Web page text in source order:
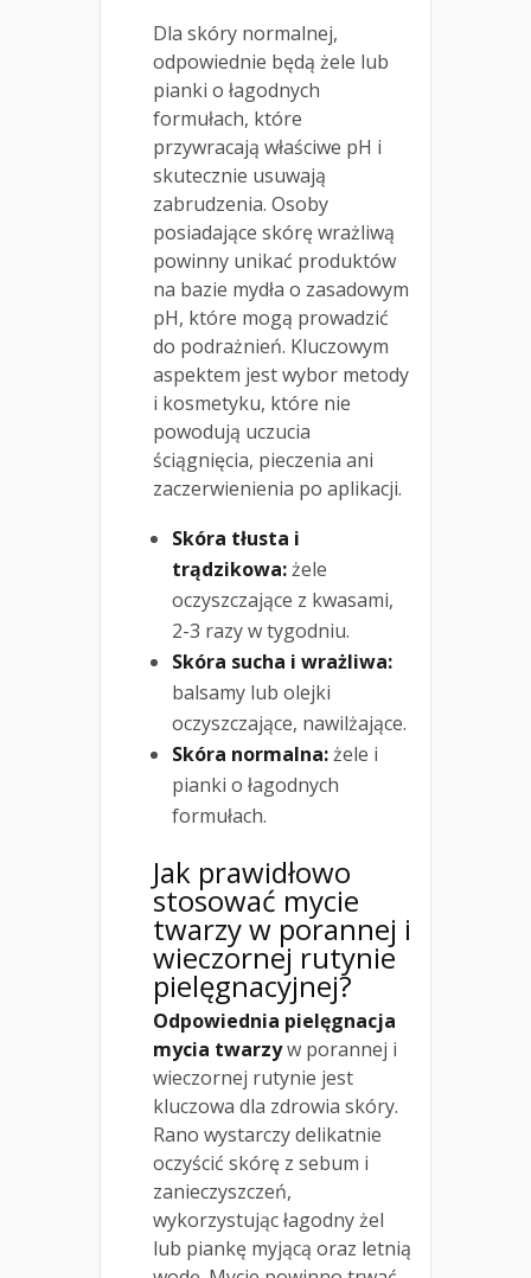
Dla skóry normalnej,
odpowiednie będą żele lub
pianki o łagodnych
formułach, które
przywracają właściwe pH i
skutecznie usuwają
zabrudzenia. Osoby
posiadające skórę wrażliwą
powinny unikać produktów
na bazie mydła o zasadowym
pH, które mogą prowadzić
do podrażnień. Kluczowym
aspektem jest wybor metody
i kosmetyku, które nie
powodują uczucia
ściągnięcia, pieczenia ani
zaczerwienienia po aplikacji.
Skóra tłusta i
trądzikowa:żele
oczyszczające z kwasami,
2-3 razy w tygodniu.
Skóra sucha i wrażliwa:
balsamy lub olejki
oczyszczające, nawilżające.
Skóra normalna:żele i
pianki o łagodnych
formułach.
Jak prawidłowo
stosować mycie
twarzy w porannej i
wieczornej rutynie
pielęgnacyjnej?
Odpowiednia pielęgnacja
mycia twarzyw porannej i
wieczornej rutynie jest
kluczowa dla zdrowia skóry.
Rano wystarczy delikatnie
oczyścić skórę z sebum i
zanieczyszczeń,
wykorzystując łagodny żel
lub piankę myjącą oraz letnią